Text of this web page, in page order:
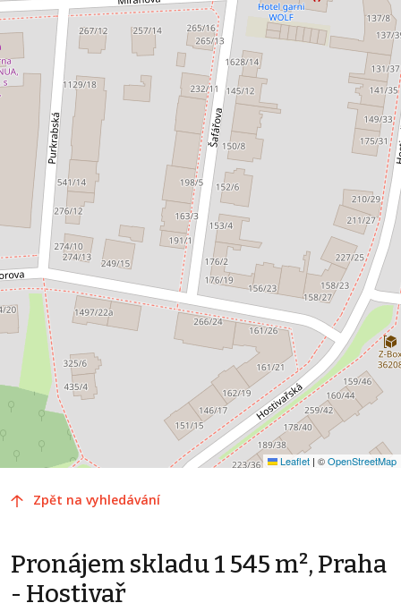
Leaflet | ©OpenStreetMap
Zpět na vyhledávání
Pronájem skladu 1 545 m², Praha
- Hostivař